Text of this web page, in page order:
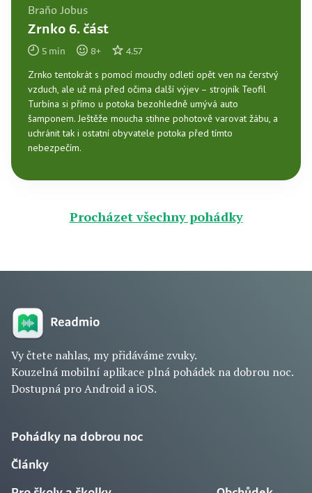
Braňo Jobus
Zrnko 6. část
5 min 8+ 4.57
Zrnko tentokrát s pomocí mouchy odletí opět ven na čerstvý
vzduch, ale už má před očima další výjev – strojník Teofil
Turbína si přímo u potoka bezohledně umývá auto
šamponem. Ještěže moucha stihne pohotově varovat žábu, a
uchránit tak i ostatní obyvatele potoka před tímto
nebezpečím.
Procházet všechny pohádky
Vy čtete nahlas, my přidáváme zvuky.
Kouzelná mobilní aplikace plná pohádek na dobrou noc.
Dostupná pro Android a iOS.
Pohádky na dobrou noc
Články